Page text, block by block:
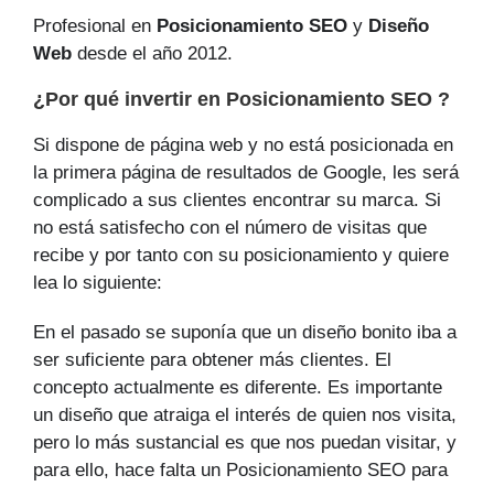
Profesional en Posicionamiento SEO y Diseño
Web desde el año 2012.
¿Por qué invertir en Posicionamiento SEO ?
Si dispone de página web y no está posicionada en
la primera página de resultados de Google, les será
complicado a sus clientes encontrar su marca. Si
no está satisfecho con el número de visitas que
recibe y por tanto con su posicionamiento y quiere
lea lo siguiente:
En el pasado se suponía que un diseño bonito iba a
ser suficiente para obtener más clientes. El
concepto actualmente es diferente. Es importante
un diseño que atraiga el interés de quien nos visita,
pero lo más sustancial es que nos puedan visitar, y
para ello, hace falta un Posicionamiento SEO para